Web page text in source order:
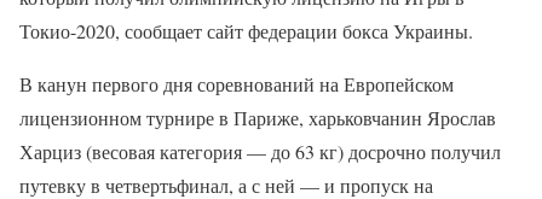
Токио-2020, сообщает сайт федерации бокса Украины.
В канун первого дня соревнований на Европейском
лицензионном турнире в Париже, харьковчанин Ярослав
Харциз (весовая категория — до 63 кг) досрочно получил
путевку в четвертьфинал, а с ней — и пропуск на